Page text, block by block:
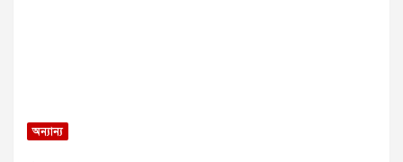
অন্যান্য